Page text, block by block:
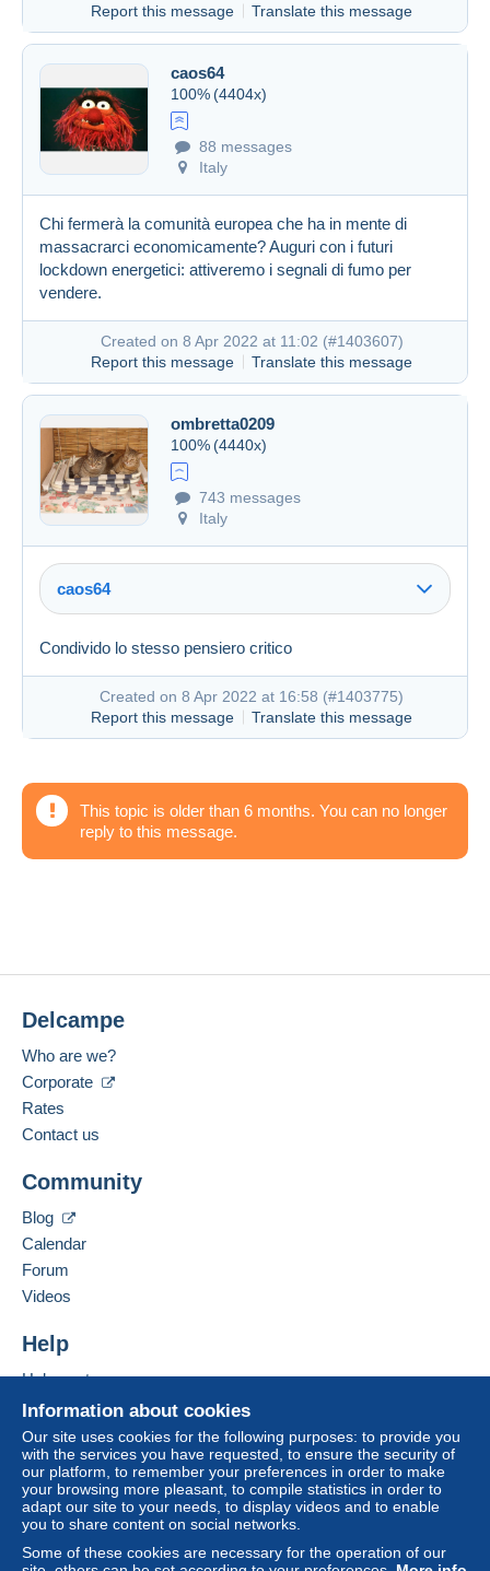
Report this message
Translate this message
caos64
100% (4404x)
88 messages
Italy
Chi fermerà la comunità europea che ha in mente di
massacrarci economicamente? Auguri con i futuri
lockdown energetici: attiveremo i segnali di fumo per
vendere.
Created on 8 Apr 2022 at 11:02 (#1403607)
Report this message
Translate this message
ombretta0209
100% (4440x)
743 messages
Italy
caos64
Created on 8 Apr 2022 at 11:02
Condivido lo stesso pensiero critico
Created on 8 Apr 2022 at 16:58 (#1403775)
Report this message
Translate this message
This topic is older than 6 months. You can no longer
reply to this message.
Information about cookies
Our site uses cookies for the following purposes: to provide you
with the services you have requested, to ensure the security of
our platform, to remember your preferences in order to make
your browsing more pleasant, to compile statistics in order to
adapt our site to your needs, to display videos and to enable
you to share content on social networks.
Some of these cookies are necessary for the operation of our
Delcampe
Who are we?
Corporate
Rates
Contact us
Community
Blog
Calendar
Forum
Videos
Help
Help centre
Buying on Delcampe
Selling on Delcampe
A secure website